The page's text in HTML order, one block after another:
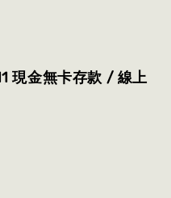
現金無卡存款 / 線上